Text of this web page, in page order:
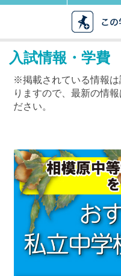
神奈川県立相模原中等教
ブックマークした学校
ブックマークした学校は
入試情報・学費
※掲載されている情報
りますので、最新の情
ださい。